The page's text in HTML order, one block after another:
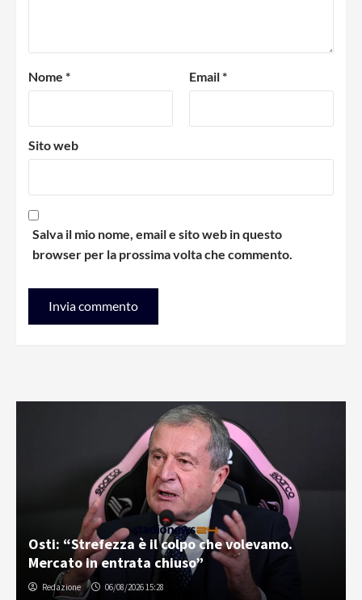
Nome * Email*
Sito web
Salva il mio nome, email e sito web in questo
browser per la prossima volta che commento.
Osti: “Strefezza è il colpo che volevamo.
Mercato in entrata chiuso”
Redazione 06/08/2026 15:28